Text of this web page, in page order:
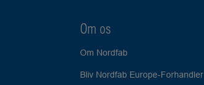
Om os
Om Nordfab
Bliv Nordfab Europe-Forhandler